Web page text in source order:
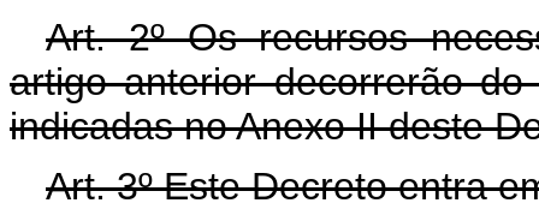
Art. 2º Os recursos
artigo anterior decorrerão
indicadas no Anexo II deste
Art. 3º Este Decreto entra